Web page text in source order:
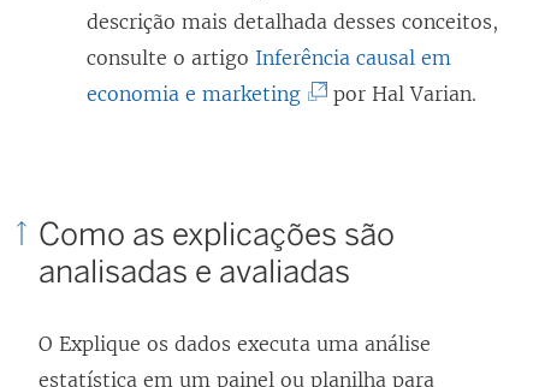
descrição mais detalhada desses conceitos,
consulte o artigo Inferência causal em
economia e marketing(
n
k
b
r
por Hal Varian.
Como as explicações são
analisadas e avaliadas
O Explique os dados executa uma análise
estatística em um painel ou planilha para